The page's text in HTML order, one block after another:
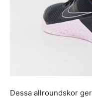
Dessa allroundskor